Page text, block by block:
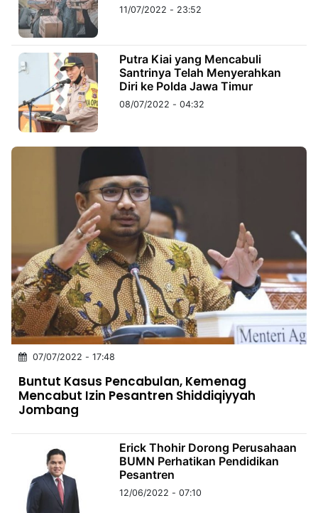
11/07/2022 - 23:52
Putra Kiai yang Mencabuli
Santrinya Telah Menyerahkan
Diri ke Polda Jawa Timur
08/07/2022 - 04:32
07/07/2022 - 17:48
Buntut Kasus Pencabulan, Kemenag
Mencabut Izin Pesantren Shiddiqiyyah
Jombang
Erick Thohir Dorong Perusahaan
BUMN Perhatikan Pendidikan
Pesantren
12/06/2022 - 07:10